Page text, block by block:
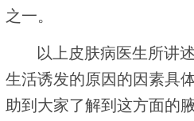
之一。
以上皮肤病医生所讲
生活诱发的原因的因素具
助到大家了解到这方面的